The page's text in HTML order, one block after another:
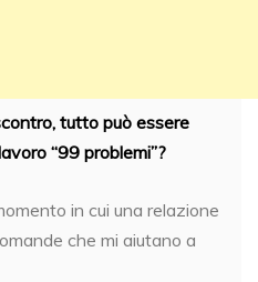
tutto può essere
“99 problemi”?
in cui una relazione
che mi aiutano a